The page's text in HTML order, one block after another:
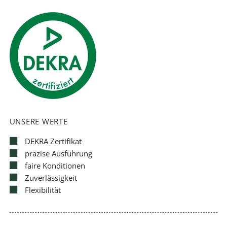
UNSERE WERTE
DEKRA Zertifikat
präzise Ausführung
faire Konditionen
Zuverlässigkeit
Flexibilität